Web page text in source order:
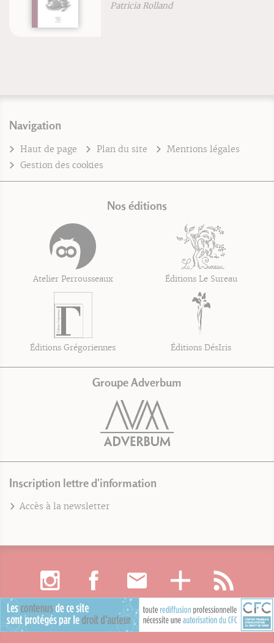
Patricia Rolland
Navigation
Haut de page Plan du site
Mentions légales
Gestion des cookies
Nos éditions
Atelier Perrousseaux Éditions Le Sureau
Éditions Grégoriennes Éditions DésIris
Groupe Adverbum
Inscription lettre d'information
Accès à la newsletter